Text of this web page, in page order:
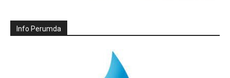
Info Perumda